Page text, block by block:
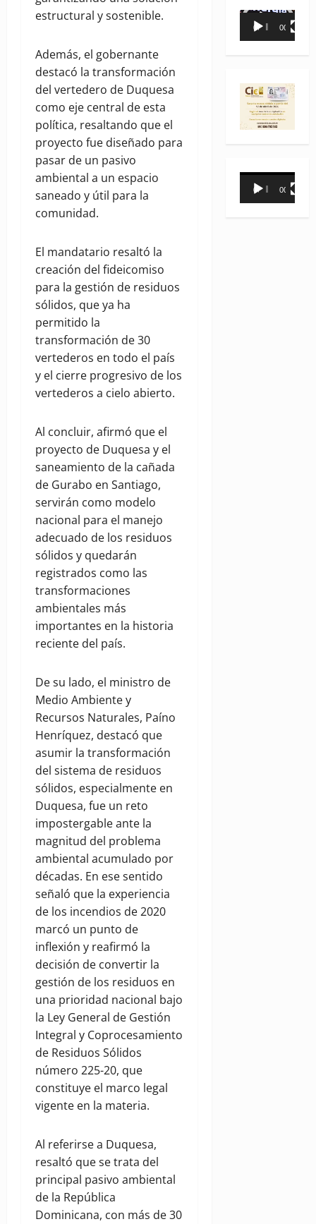
estructural y sostenible.
Además, el gobernante
destacó la transformación
del vertedero de Duquesa
como eje central de esta
política, resaltando que el
proyecto fue diseñado para
pasar de un pasivo
ambiental a un espacio
saneado y útil para la
comunidad.
El mandatario resaltó la
creación del fideicomiso
para la gestión de residuos
sólidos, que ya ha
permitido la
transformación de 30
vertederos en todo el país
y el cierre progresivo de los
vertederos a cielo abierto.
Al concluir, afirmó que el
proyecto de Duquesa y el
saneamiento de la cañada
de Gurabo en Santiago,
servirán como modelo
nacional para el manejo
adecuado de los residuos
sólidos y quedarán
registrados como las
transformaciones
ambientales más
importantes en la historia
reciente del país.
De su lado, el ministro de
Medio Ambiente y
Recursos Naturales, Paíno
Henríquez, destacó que
asumir la transformación
del sistema de residuos
sólidos, especialmente en
Duquesa, fue un reto
impostergable ante la
magnitud del problema
ambiental acumulado por
décadas. En ese sentido
señaló que la experiencia
de los incendios de 2020
marcó un punto de
inflexión y reafirmó la
decisión de convertir la
gestión de los residuos en
una prioridad nacional bajo
la Ley General de Gestión
Integral y Coprocesamiento
de Residuos Sólidos
número 225-20, que
constituye el marco legal
vigente en la materia.
Al referirse a Duquesa,
resaltó que se trata del
principal pasivo ambiental
de la República
Dominicana, con más de 30
Reproductor
00:00 00:35
Reproductor
00:00 00:31